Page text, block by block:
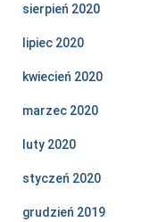
sierpień 2020
lipiec 2020
kwiecień 2020
marzec 2020
luty 2020
styczeń 2020
grudzień 2019